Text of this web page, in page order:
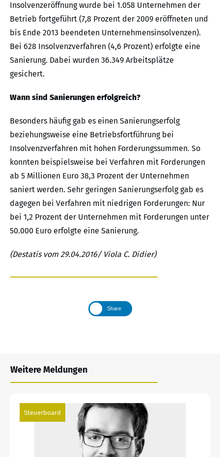
Insolvenzeröffnung wurde bei 1.058 Unternehmen der
Betrieb fortgeführt (7,8 Prozent der 2009 eröffneten und
bis Ende 2013 beendeten Unternehmensinsolvenzen).
Bei 628 Insolvenzverfahren (4,6 Prozent) erfolgte eine
Sanierung. Dabei wurden 36.349 Arbeitsplätze
gesichert.
Wann sind Sanierungen erfolgreich?
Besonders häufig gab es einen Sanierungserfolg
beziehungsweise eine Betriebsfortführung bei
Insolvenzverfahren mit hohen Forderungssummen. So
konnten beispielsweise bei Verfahren mit Forderungen
ab 5 Millionen Euro 38,3 Prozent der Unternehmen
saniert werden. Sehr geringen Sanierungserfolg gab es
dagegen bei Verfahren mit niedrigen Forderungen: Nur
bei 1,2 Prozent der Unternehmen mit Forderungen unter
50.000 Euro erfolgte eine Sanierung.
(Destatis vom 29.04.2016/ Viola C. Didier)
Share
Weitere Meldungen
Steuerboard